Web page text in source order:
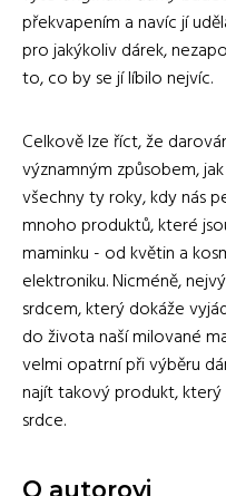
překvapením a navíc jí
pro jakýkoliv dárek,
to, co by se jí líbilo nejvíc.
Celkově lze říct, že
významným způsobem,
všechny ty roky, kdy nás
mnoho produktů, které
maminku - od květin a
elektroniku. Nicméně,
srdcem, který dokáže
do života naší milované
velmi opatrní při výběru
najít takový produkt,
srdce.
O autorovi